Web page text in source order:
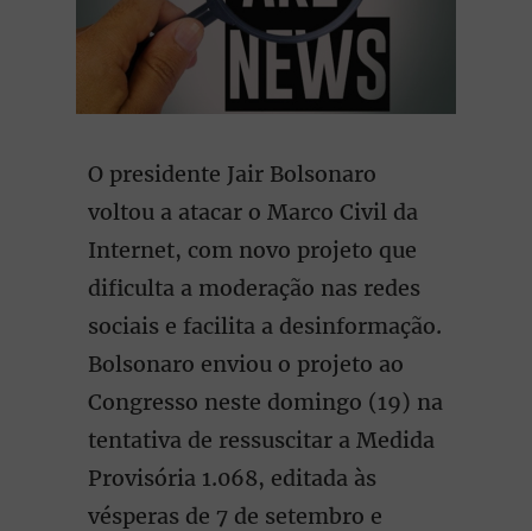
O presidente Jair Bolsonaro
voltou a atacar o Marco Civil da
Internet, com novo projeto que
dificulta a moderação nas redes
sociais e facilita a desinformação.
Bolsonaro enviou o projeto ao
Congresso neste domingo (19) na
tentativa de ressuscitar a Medida
Provisória 1.068, editada às
vésperas de 7 de setembro e